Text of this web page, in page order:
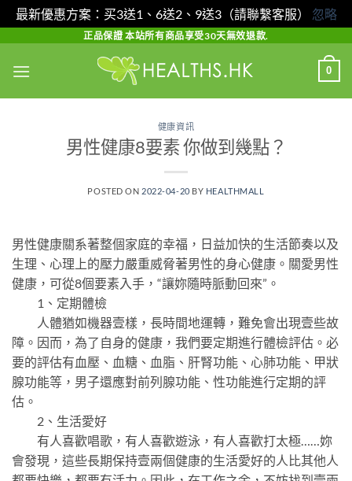
最新優惠方案：买3送1、6送2、9送3（請聯繫客服） 忽略
content
正品保證 本站所有商品享受30天無效退款.
0
健康資訊
男性健康8要素 你做到幾點？
POSTED ON 2022-04-20 BY HEALTHMALL
男性健康關系著整個家庭的幸福，日益加快的生活節奏以及
生理、心理上的壓力嚴重威脅著男性的身心健康。關愛男性
健康，可從8個要素入手，“讓妳隨時脈動回來”。
1、定期體檢
人體猶如機器壹樣，長時間地運轉，難免會出現壹些故
障。因而，為了自身的健康，我們要定期進行體檢評估。必
要的評估有血壓、血糖、血脂、肝腎功能、心肺功能、甲狀
腺功能等，男子還應對前列腺功能、性功能進行定期的評
估。
2、生活愛好
有人喜歡唱歌，有人喜歡遊泳，有人喜歡打太極……妳
會發現，這些長期保持壹兩個健康的生活愛好的人比其他人